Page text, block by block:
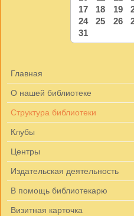
17
18 19
24
25 26
31
Главная
О нашей библиотеке
Структура библиотеки
Клубы
Центры
Издательская деятельность
В помощь библиотекарю
Визитная карточка